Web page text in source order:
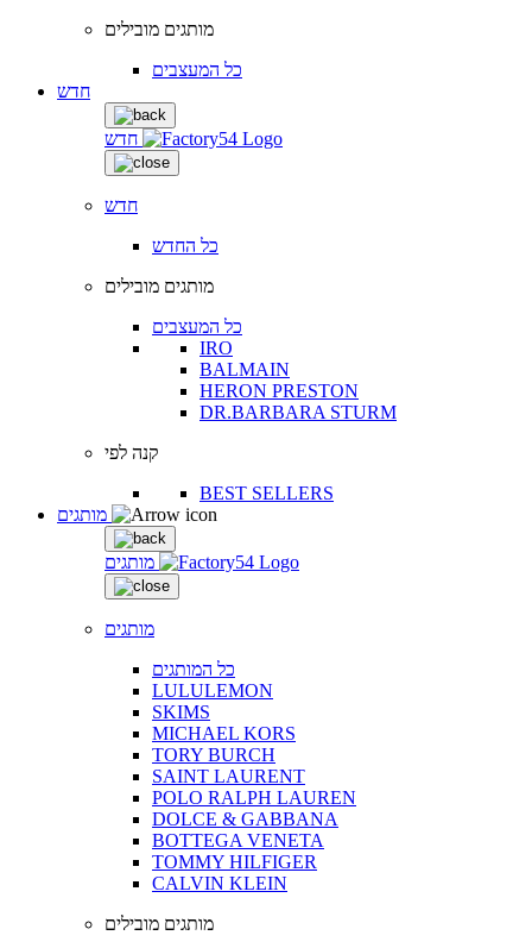
מותגים מובילים
כל המעצבים
חדש
חדש
חדש
כל החדש
מותגים מובילים
כל המעצבים
IRO
BALMAIN
HERON PRESTON
DR.BARBARA STURM
קנה לפי
BEST SELLERS
מותגים
מותגים
כל המותגים
LULULEMON
SKIMS
MICHAEL KORS
TORY BURCH
SAINT LAURENT
POLO RALPH LAUREN
DOLCE & GABBANA
BOTTEGA VENETA
TOMMY HILFIGER
CALVIN KLEIN
מותגים מובילים